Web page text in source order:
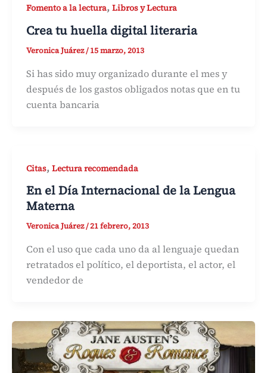
Fomento a la lectura, Libros y Lectura
Crea tu huella digital literaria
Veronica Juárez/15 marzo, 2013
Si has sido muy organizado durante el mes y
después de los gastos obligados notas que en tu
cuenta bancaria
Citas, Lectura recomendada
En el Día Internacional de la Lengua
Materna
Veronica Juárez/21 febrero, 2013
Con el uso que cada uno da al lenguaje quedan
retratados el político, el deportista, el actor, el
vendedor de